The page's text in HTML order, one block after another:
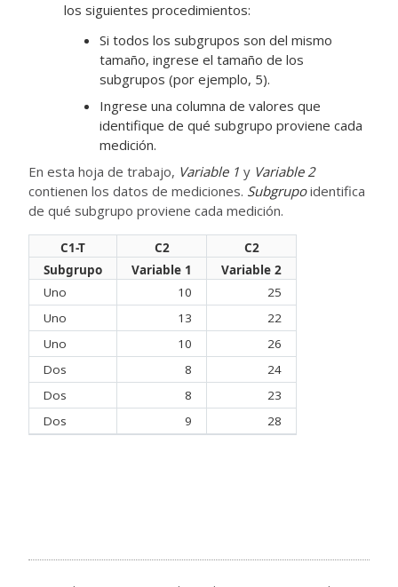
los siguientes procedimientos:
Si todos los subgrupos son del mismo
tamaño, ingrese el tamaño de los
subgrupos (por ejemplo, 5).
Ingrese una columna de valores que
identifique de qué subgrupo proviene cada
medición.
En esta hoja de trabajo, Variable 1 y Variable 2
contienen los datos de mediciones. Subgrupoidentifica
de qué subgrupo proviene cada medición.
C1-T C2
C2
Subgrupo
Variable 1
Variable 2
Uno
10
25
Uno
13
22
Uno
10
26
Dos
8
24
Dos
8
23
Dos
9 28